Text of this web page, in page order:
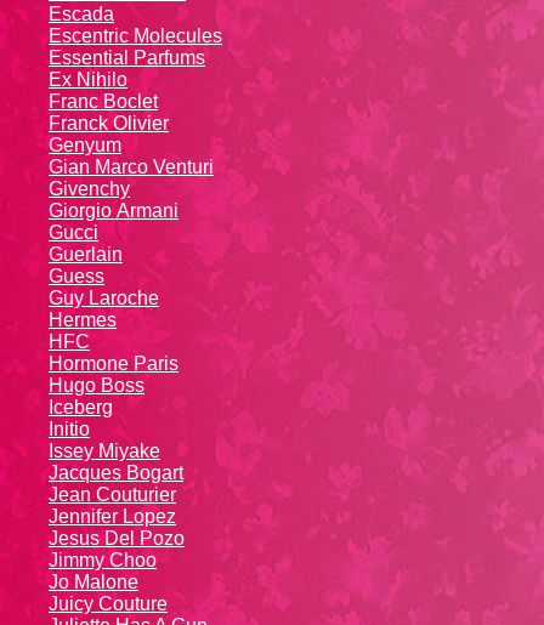
Escada
Escentric Molecules
Essential Parfums
Ex Nihilo
Franc Boclet
Franck Olivier
Genyum
Gian Marco Venturi
Givenchy
Giоrgio Аrmаni
Gucci
Guerlain
Guess
Guy Laroche
Hermes
HFC
Hormone Paris
Hugo Boss
Iceberg
Initio
Issey Miyake
Jacques Bogart
Jean Couturier
Jennifer Lopez
Jesus Del Pozo
Jimmy Choo
Jo Malone
Juicy Couture